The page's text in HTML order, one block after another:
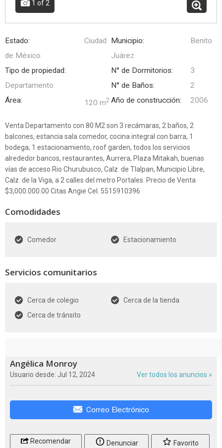
1 of 2
Estado:
Ciudad
de México
Municipio:
Benito
Juárez
Tipo de propiedad:
Departamento
N° de Dormitorios:
3
N° de Baños:
2
Área:
120 m2 Año de construcción: 2006
Venta Departamento con 80 M2 son 3 recámaras, 2 baños, 2
balcones, estancia sala comedor, cocina integral con barra, 1
bodega, 1 estacionamiento, roof garden, todos los servicios
alrededor bancos, restaurantes, Aurrera, Plaza Mitakah, buenas
vías de acceso Rio Churubusco, Calz. de Tlalpan, Municipio Libre,
Calz. de la Viga, a 2 calles del metro Portales. Precio de Venta
$3,000.000.00 Citas Angie Cel. 5515910396
Comodidades
Comedor Estacionamiento
Servicios comunitarios
Cerca de colegio
Cerca de la tienda
Cerca de tránsito
Angélica Monroy
Usuario desde: Jul 12, 2024 Ver todos los anuncios »
Correo Electrónico
Recomendar Denunciar Favorito